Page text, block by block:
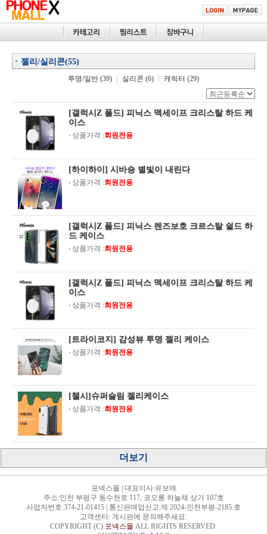
젤리/실리콘(55)
투명/일반 (39) 실리콘 (6) 캐릭터 (29)
[갤럭시Z 폴드] 피닉스 맥세이프 크리스탈 하드 케
이스
상품가격 :회원전용
[하이하이] 시바숑 별빛이 내린다
상품가격 :회원전용
[갤럭시Z 폴드] 피닉스 렌즈보호 크르스탈 쉴드 하
드 케이스
상품가격 :회원전용
[갤럭시Z 폴드] 피닉스 맥세이프 크리스탈 하드 케
이스
상품가격 :회원전용
[트라이코지] 감성뷰 투명 젤리 케이스
상품가격 :회원전용
[첼시]슈퍼슬림 젤리케이스
상품가격 :회원전용
더보기
포넥스몰
대표이사:유보애
주소:인천 부평구 동수천로 117, 코오롱 하늘채 상가 107호
사업자번호:374-21-01415
통신판매업신고:제 2024-인천부평-2185 호
고객센터: 게시판에 문의해주세요.
COPYRIGHT (C) 포넥스몰 ALL RIGHTS RESERVED.